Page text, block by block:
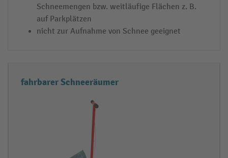
Schneemengen bzw. weitläufige Flächen z. B.
auf Parkplätzen
nicht zur Aufnahme von Schnee geeignet
fahrbarer Schneeräumer